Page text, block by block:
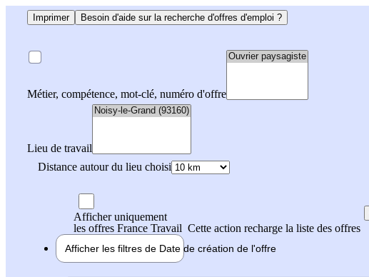
Imprimer Besoin d'aide sur la recherche d'offres d'emploi ?
Métier, compétence, mot-clé, numéro d'offre
Lieu de travail
Distance autour du lieu choisi
Afficher uniquement
les offres France Travail Cette action recharge la liste des offres
Afficher les filtres de Date de création de l'offre